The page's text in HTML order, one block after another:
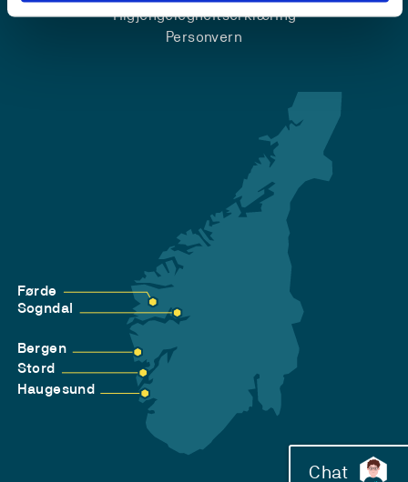
Tilgjengelegheitserklæring
Personvern
Førde
Sogndal
Bergen
Stord
Haugesund
Chat